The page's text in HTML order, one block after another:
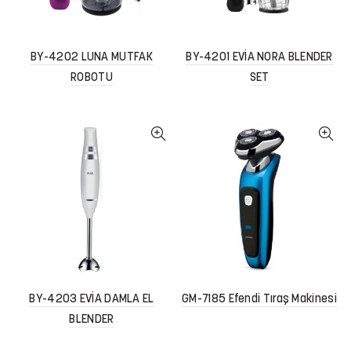
BY-4202 LUNA MUTFAK
ROBOTU
BY-4201 EVİA NORA BLENDER
SET
BY-4203 EVİA DAMLA EL
BLENDER
GM-7185 Efendi Tıraş Makinesi